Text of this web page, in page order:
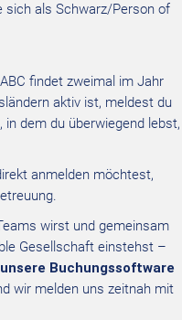
sich als Schwarz/Person of
findet zweimal im Jahr
aktiv ist, meldest du
dem du überwiegend lebst,
anmelden möchtest,
wirst und gemeinsam
Gesellschaft einstehst –
Buchungssoftware
wir melden uns zeitnah mit